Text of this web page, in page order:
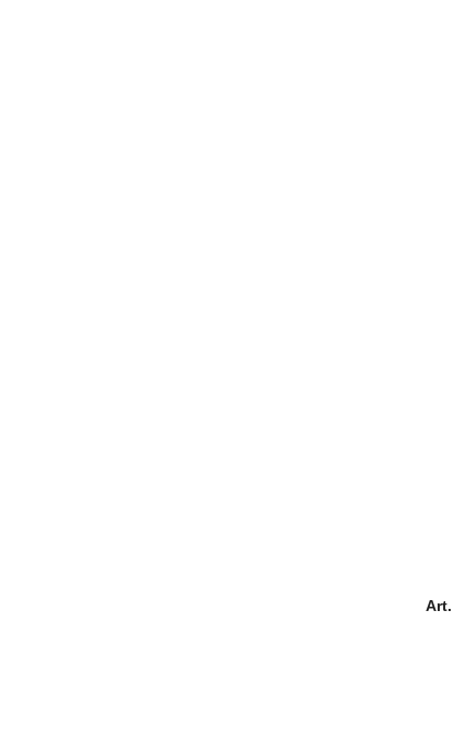
Art.